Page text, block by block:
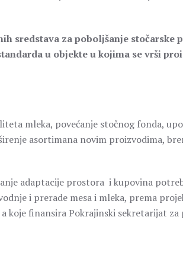
sredstava za poboljšanje
u objekte u kojima se vrši
mleka, povećanje stočnog fonda,
asortimana novim proizvodima,
adaptacije prostora i kupovina
i prerade mesa i mleka, prema
koje finansira Pokrajinski sekretarijat